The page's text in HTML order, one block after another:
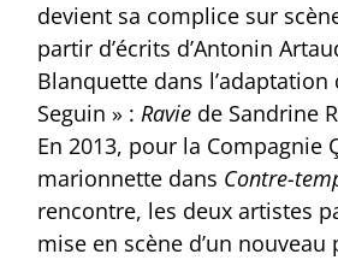
devient sa complice sur
partir d’écrits d’Antonin
Blanquette dans
Seguin » : Ravie de Sandrine
En 2013, pour la Compagnie
marionnette dans Contre-
rencontre, les deux artistes
mise en scène d’un nouveau